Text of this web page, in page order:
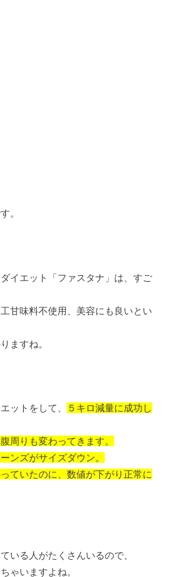
。
イエット「ファスタナ」は、すご
甘味料不使用、美容にも良いとい
ますね。
ットをして、
５キロ減量に成功し
周りも変わってきます。
ンズがサイズダウン。
ていたのに、数値が下がり正常に
いる人がたくさんいるので、
ゃいますよね。